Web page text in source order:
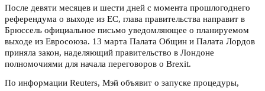
После девяти месяцев и шести дней с момента прошлогоднего
референдума о выходе из ЕС, глава правительства направит в
Брюссель официальное письмо уведомляющее о планируемом
выходе из Евросоюза. 13 марта Палата Общин и Палата Лордов
приняла закон, наделяющий правительство в Лондоне
полномочиями для начала переговоров о Brexit.
По информации Reuters, Мэй объявит о запуске процедуры,